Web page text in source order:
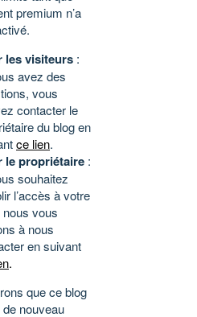
premium n’a
les visiteurs :
avez des
vous
contacter le
du blog en
ce lien.
le propriétaire :
souhaitez
l’accès à votre
nous vous
à nous
en suivant
.
que ce blog
nouveau